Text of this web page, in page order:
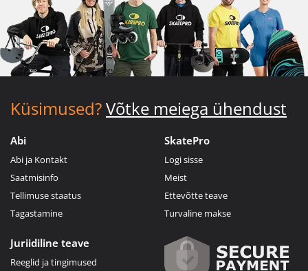
Küsimused?Võtke meiega ühendust
Abi
Abi ja Kontakt
Saatmisinfo
Tellimuse staatus
Tagastamine
SkatePro
Logi sisse
Meist
Ettevõtte teave
Turvaline makse
Juriidiline teave
Reeglid ja tingimused